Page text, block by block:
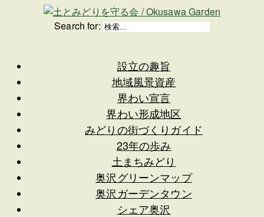
Search for:
設立の趣旨
地域風景資産
界わい宣言
界わい形成地区
みどりの街づくりガイド
23年の歩み
土まちみどり
奥沢グリーンマップ
奥沢ガーデンタウン
シェア奥沢